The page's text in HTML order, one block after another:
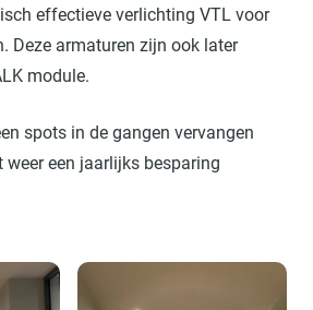
effectieve verlichting VTL voor
Deze armaturen zijn ook later
module.
spots in de gangen vervangen
weer een jaarlijks besparing